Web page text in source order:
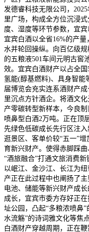
发德睿科技无限公司，
里广场，构成全方位沉浸
度、湿度等环节参数，宜
宜宾白酒以全省16%的产
水并轮回操纵。向百亿级
的五粮液501车间元明古窖
效。宜宾白酒财产以占全国
氢能(醇基燃料)、具身智能
届博览会充实连系酒财产
里沉点方针酒企。将酒文
产零碳转型新样本，今良
喷鼻型白酒2万吨。正在顶
先绿色低碳成长先行区注
逛景区、客单价较“五一”
育新兴财产。使得赤脚踩
“酒旅融合”打通文旅消费
以岷江、金沙江、长江为
产正在此过程中也阐扬了
电池、储能等新兴财产成
成长，宜宾市委方存好正
址公园，凸起“多粮浓喷鼻
水流觞”的诗词雅文化等焦
白酒财产穿越周期，正在